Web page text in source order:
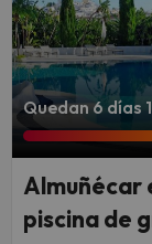
Quedan 6 días
Almuñécar
piscina de